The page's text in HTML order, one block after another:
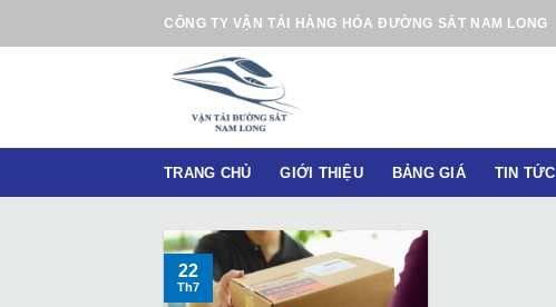
n
CÔNG TY VẬN TẢI HÀNG HÓA ĐƯỜNG SẮT NAM LONG
TRANG CHỦ GIỚI THIỆU BẢNG GIÁ TIN TỨC
22
Th7